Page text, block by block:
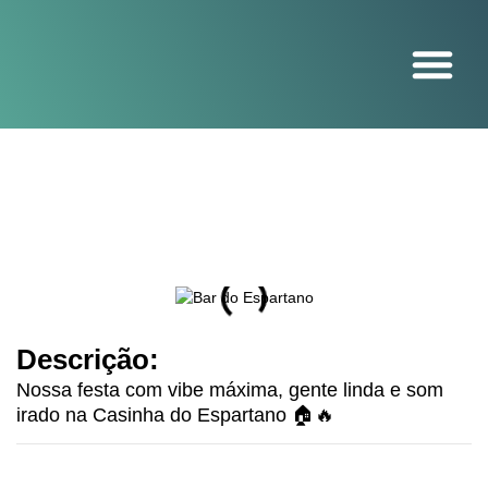
Descrição:
Nossa festa com vibe máxima, gente linda e som
irado na Casinha do Espartano 🏠🔥